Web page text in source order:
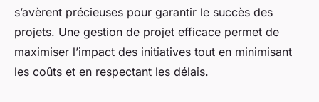
s’avèrent précieuses pour garantir le succès des
projets. Une gestion de projet efficace permet de
maximiser l’impact des initiatives tout en minimisant
les coûts et en respectant les délais.